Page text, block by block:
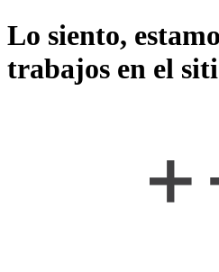
Lo siento,
trabajos en el